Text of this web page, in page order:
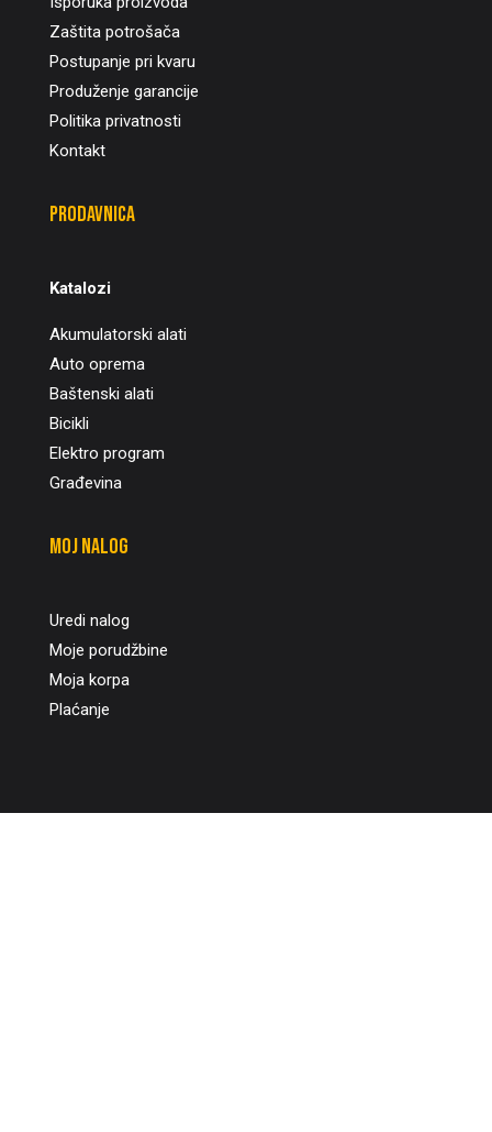
Zaštita potrošača
Postupanje pri kvaru
Produženje garancije
Politika privatnosti
Kontakt
Prodavnica
Katalozi
Akumulatorski alati
Auto oprema
Baštenski alati
Bicikli
Elektro program
Građevina
Moj nalog
Uredi nalog
Moje porudžbine
Moja korpa
Plaćanje